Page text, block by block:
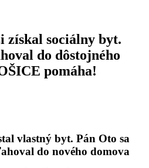
získal sociálny byt.
do dôstojného
pomáha!
vlastný byt. Pán Oto sa
do nového domova